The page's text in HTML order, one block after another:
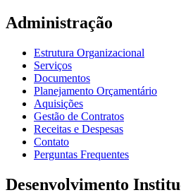
Administração
Estrutura Organizacional
Serviços
Documentos
Planejamento Orçamentário
Aquisições
Gestão de Contratos
Receitas e Despesas
Contato
Perguntas Frequentes
Desenvolvimento